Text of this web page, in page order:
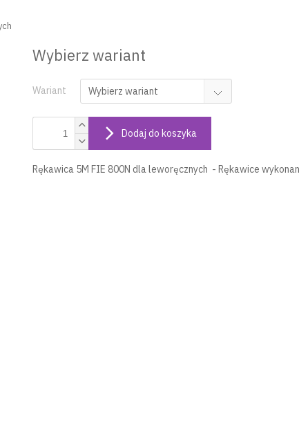
Wybierz wariant
Wariant
Dodaj do koszyka
Rękawica 5M FIE 800N dla leworęcznych - Rękawice